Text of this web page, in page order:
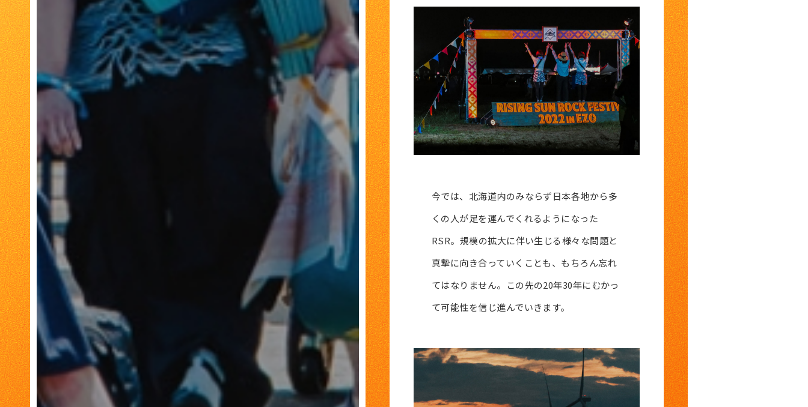
今では、北海道内のみならず日本各地から多
くの人が足を運んでくれるようになった
RSR。規模の拡大に伴い生じる様々な問題と
真摯に向き合っていくことも、もちろん忘れ
てはなりません。この先の20年30年にむかっ
て可能性を信じ進んでいきます。